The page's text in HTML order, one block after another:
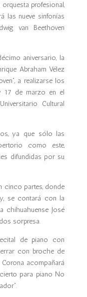
profesional,
las nueve sinfonías
van Beethoven
aniversario, la
Abraham Vélez
a realizarse los
17 de marzo en el
Cultural
ya que sólo las
como este,
difundidas por su
cinco partes, donde
se contará con la
chihuahuense José
sorpresa.
de piano con
con broche de
acompañará
para piano No